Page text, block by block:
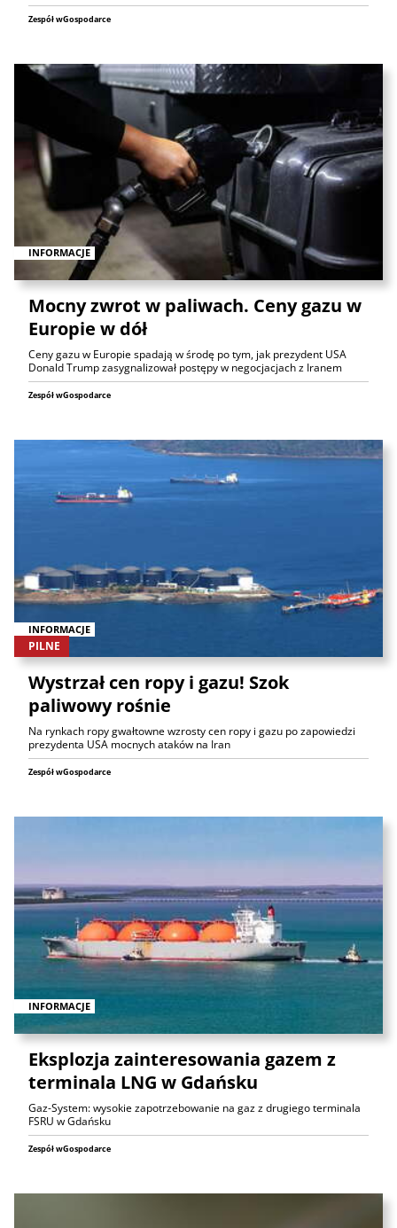
Zespół wGospodarce
INFORMACJE
Mocny zwrot w paliwach. Ceny gazu w
Europie w dół
Ceny gazu w Europie spadają w środę po tym, jak prezydent USA
Donald Trump zasygnalizował postępy w negocjacjach z Iranem
Zespół wGospodarce
INFORMACJE
PILNE
Wystrzał cen ropy i gazu! Szok
paliwowy rośnie
Na rynkach ropy gwałtowne wzrosty cen ropy i gazu po zapowiedzi
prezydenta USA mocnych ataków na Iran
Zespół wGospodarce
INFORMACJE
Eksplozja zainteresowania gazem z
terminala LNG w Gdańsku
Gaz-System: wysokie zapotrzebowanie na gaz z drugiego terminala
FSRU w Gdańsku
Zespół wGospodarce